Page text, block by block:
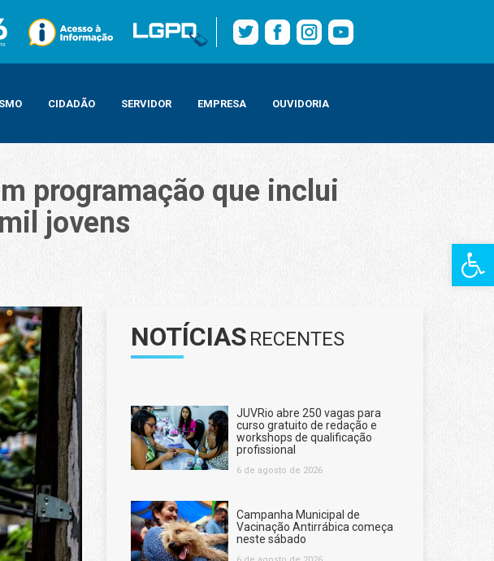
Barra de
CIDADÃO SERVIDOR EMPRESA OUVIDORIA
programação que inclui
jovens
de ação para beneficiar 12 mil jovens
NOTÍCIAS RECENTES
JUVRio abre 250 vagas para
curso gratuito de redação e
workshops de qualificação
profissional
6 de agosto de 2026
Campanha Municipal de
Vacinação Antirrábica começa
neste sábado